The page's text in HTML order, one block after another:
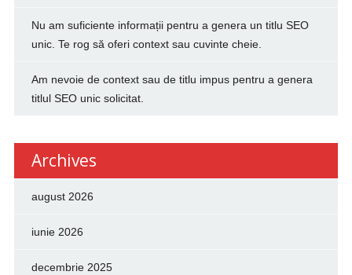
Nu am suficiente informații pentru a genera un titlu SEO
unic. Te rog să oferi context sau cuvinte cheie.
Am nevoie de context sau de titlu impus pentru a genera
titlul SEO unic solicitat.
Archives
august 2026
iunie 2026
decembrie 2025